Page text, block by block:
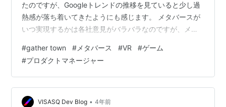
たのですが、Googleトレンドの推移を見ていると少し過
熱感が落ち着いてきたようにも感じます。 メタバースが
いつ実現するかは各社意見がバラバラなのですが、メタ
ESGファンドなんかは長いこともありますが、VCの投資
期間は通常10年。スタートアップがVRメタバースをやる
には実現が困難な可能性もあるわけです。 一方でgather
のような2Dタイル表示の交流プラットフォームはオンラ
インカンファレンスの懇親会でも使われている印象で、
#gather town # メタバース #VR #ゲーム
#プロダクトマネージャー
VISASQ Dev Blog • 4年前